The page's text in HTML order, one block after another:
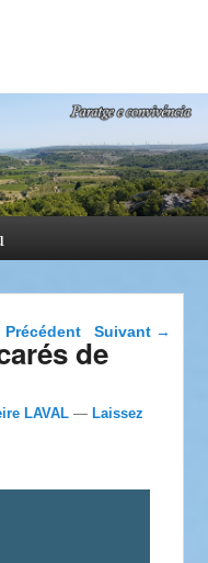
Paratge e Convivència
Navigation dans les
Précédent Suivant →
de
LAVAL —Laissez